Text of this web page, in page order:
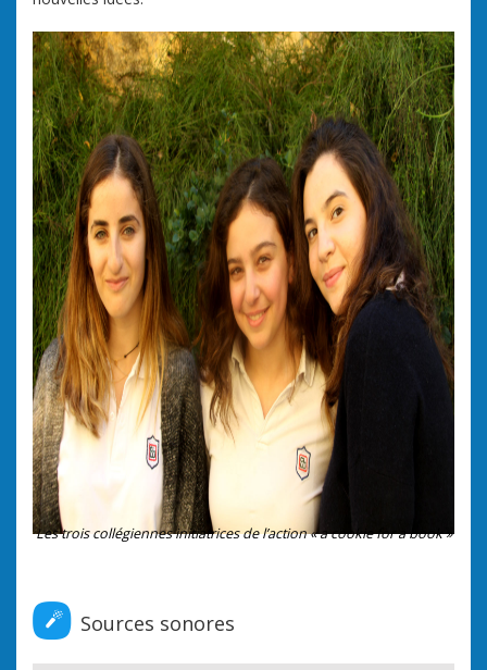
Les trois collégiennes initiatrices de l’action « a cookie for a book »
Sources sonores